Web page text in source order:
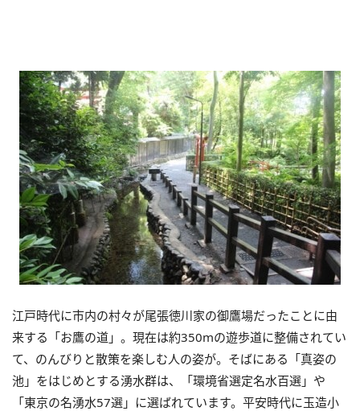
江戸時代に市内の村々が尾張徳川家の御鷹場だったことに由
来する「お鷹の道」。現在は約350mの遊歩道に整備されてい
て、のんびりと散策を楽しむ人の姿が。そばにある「真姿の
池」をはじめとする湧水群は、「環境省選定名水百選」や
「東京の名湧水57選」に選ばれています。平安時代に玉造小